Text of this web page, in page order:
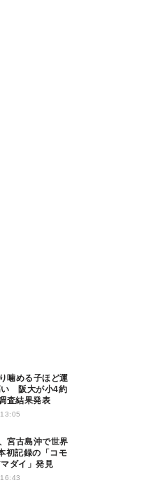
い 阪大が小4約
査結果発表
初記録の「コモ
ダイ」発見